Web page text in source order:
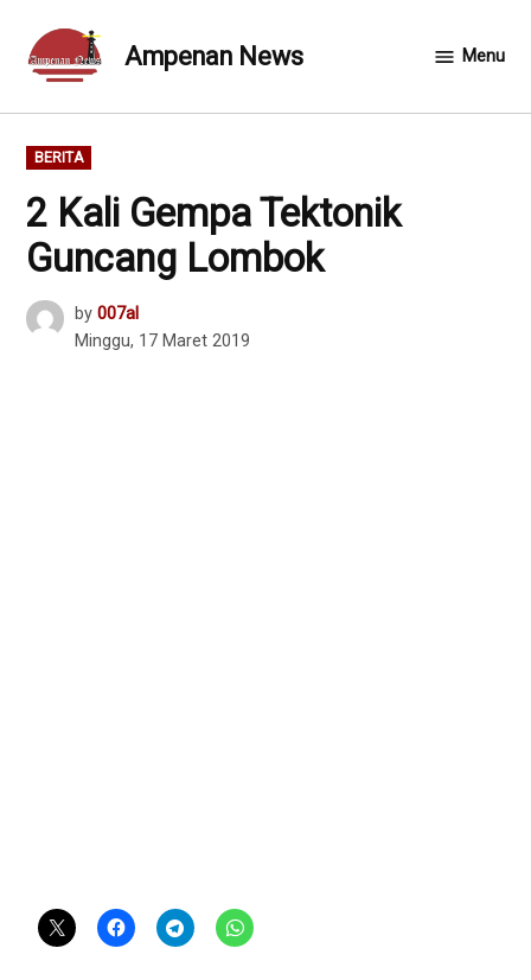
content
Ampenan News Menu
POSTED
IN
BERITA
2 Kali Gempa Tektonik
Guncang Lombok
by 007al
Minggu, 17 Maret 2019